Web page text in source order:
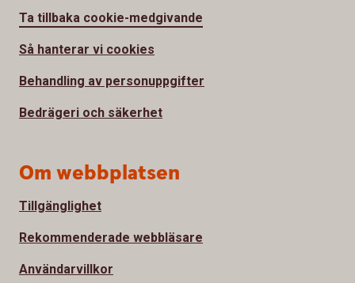
Ta tillbaka cookie-medgivande
Så hanterar vi cookies
Behandling av personuppgifter
Bedrägeri och säkerhet
Om webbplatsen
Tillgänglighet
Rekommenderade webbläsare
Användarvillkor